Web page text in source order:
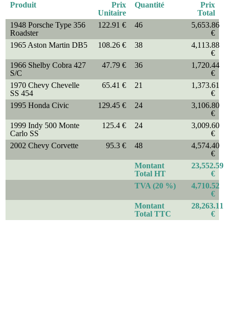
Produit
Prix
Unitaire
Quantité
Prix
Total
1948 Porsche Type 356
Roadster
122.91 € 46
5,653.86
€
1965 Aston Martin DB5
108.26 € 38
4,113.88
€
1966 Shelby Cobra 427
S/C
47.79 € 36
1,720.44
€
1970 Chevy Chevelle
SS 454
65.41 € 21
1,373.61
€
1995 Honda Civic
129.45 € 24
3,106.80
€
1999 Indy 500 Monte
Carlo SS
125.4 € 24
3,009.60
€
2002 Chevy Corvette
95.3 € 48
4,574.40
€
Montant
Total HT
23,552.59
€
TVA (20 %)
4,710.52
€
Montant
Total TTC
28,263.11
€